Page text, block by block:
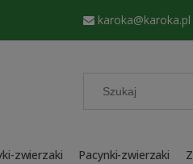
karoka@karoka.pl
zwierzaki Pacynki-zwierzaki